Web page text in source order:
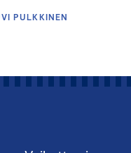
PULKKINEN